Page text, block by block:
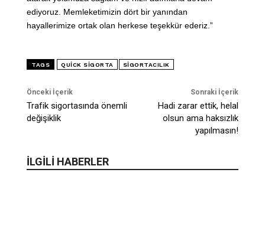
ediyoruz. Memleketimizin dört bir yanından
hayallerimize ortak olan herkese teşekkür ederiz.”
TAGS QUICK SIGORTA SIGORTACILIK
Önceki İçerik
Trafik sigortasında önemli
değişiklik
Sonraki İçerik
Hadi zarar ettik, helal
olsun ama haksızlık
yapılmasın!
İLGİLİ HABERLER